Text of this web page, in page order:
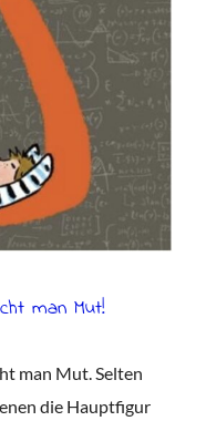
man Mut!
man Mut. Selten
die Hauptfigur